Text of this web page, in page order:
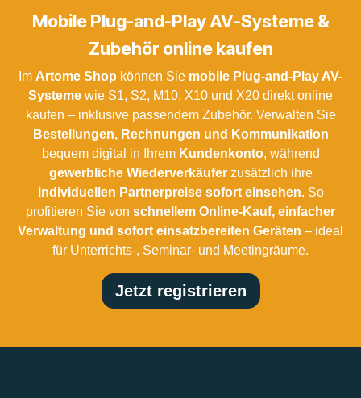
Mobile Plug-and-Play AV-Systeme &
Zubehör online kaufen
Im Artome Shop können Sie mobile Plug-and-Play AV-
Systeme wie S1, S2, M10, X10 und X20 direkt online
kaufen – inklusive passendem Zubehör. Verwalten Sie
Bestellungen, Rechnungen und Kommunikation
bequem digital in Ihrem Kundenkonto, während
gewerbliche Wiederverkäuferzusätzlich ihre
individuellen Partnerpreise sofort einsehen. So
profitieren Sie von schnellem Online-Kauf, einfacher
Verwaltung und sofort einsatzbereiten Geräten – ideal
für Unterrichts-, Seminar- und Meetingräume.
Jetzt registrieren